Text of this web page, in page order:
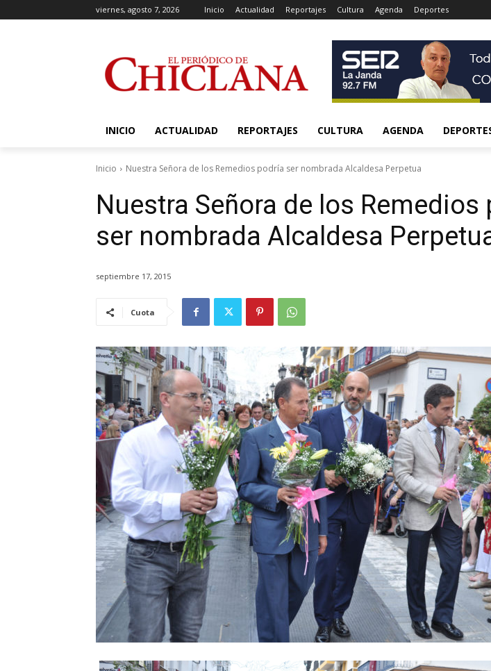
viernes, agosto 7, 2026 Inicio Actualidad Reportajes Cultura Agenda Deportes
INICIO ACTUALIDAD REPORTAJES CULTURA AGENDA
Inicio Nuestra Señora de los Remedios podría ser nombrada Alcaldesa Perpetua
Nuestra Señora de los Remedios
ser nombrada Alcaldesa
septiembre 17, 2015
Cuota